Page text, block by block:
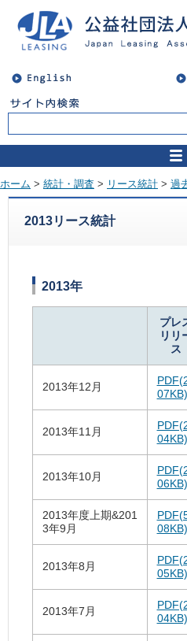
ホーム > 統計・調査 > リース統計 > 過
2013リース統計
2013年
プレ
リリ
ス
2013年12月
07KB)
2013年11月
04KB)
2013年10月
06KB)
2013年度上期&201
3年9月
08KB)
2013年8月
05KB)
2013年7月
04KB)